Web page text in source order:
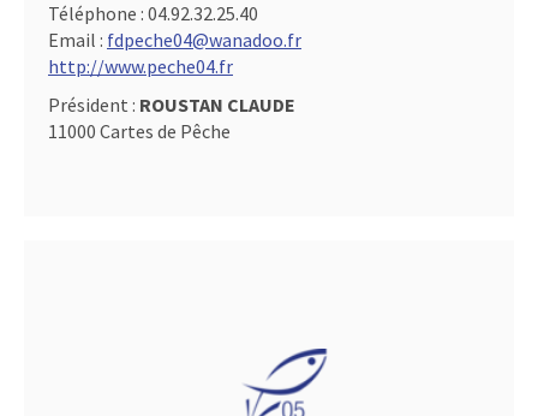
Téléphone : 04.92.32.25.40
Email : fdpeche04@wanadoo.fr
http://www.peche04.fr
Président : ROUSTAN CLAUDE
11000 Cartes de Pêche